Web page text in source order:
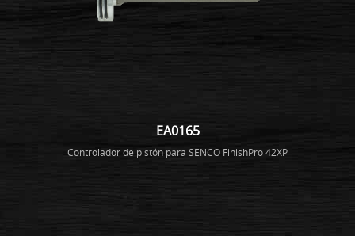
EA0165
Controlador de pistón para SENCO FinishPro 42XP